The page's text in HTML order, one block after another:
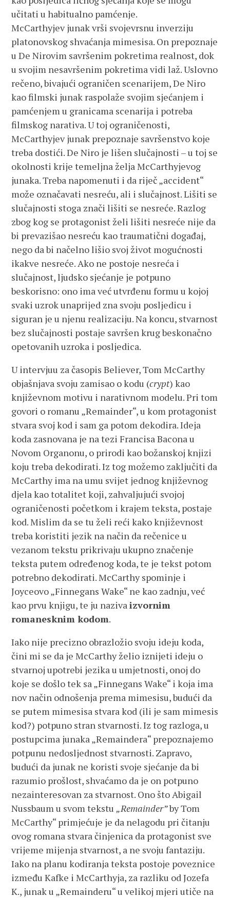
učitati u habitualno pamćenje.
McCarthyjev junak vrši svojevrsnu inverziju
platonovskog shvaćanja mimesisa. On prepoznaje
u De Nirovim savršenim pokretima realnost, dok
u svojim nesavršenim pokretima vidi laž. Uslovno
rečeno, bivajući ograničen scenarijem, De Niro
kao filmski junak raspolaže svojim sjećanjem i
pamćenjem u granicama scenarija i potreba
filmskog narativa. U toj ograničenosti,
McCarthyjev junak prepoznaje savršenstvo koje
treba dostići. De Niro je lišen slučajnosti – u toj se
okolnosti krije temeljna želja McCarthyjevog
junaka. Treba napomenuti i da riječ „accident“
može označavati nesreću, ali i slučajnost. Lišiti se
slučajnosti stoga znači lišiti se nesreće. Razlog
zbog kog se protagonist želi lišiti nesreće nije da
bi prevazišao nesreću kao traumatični događaj,
nego da bi načelno lišio svoj život mogućnosti
ikakve nesreće. Ako ne postoje nesreća i
slučajnost, ljudsko sjećanje je potpuno
beskorisno: ono ima već utvrđenu formu u kojoj
svaki uzrok unaprijed zna svoju posljedicu i
siguran je u njenu realizaciju. Na koncu, stvarnost
bez slučajnosti postaje savršen krug beskonačno
opetovanih uzroka i posljedica.
U intervjuu za časopis Believer, Tom McCarthy
objašnjava svoju zamisao o kodu (crypt) kao
književnom motivu i narativnom modelu. Pri tom
govori o romanu „Remainder“, u kom protagonist
stvara svoj kod i sam ga potom dekodira. Ideja
koda zasnovana je na tezi Francisa Bacona u
Novom Organonu, o prirodi kao božanskoj knjizi
koju treba dekodirati. Iz tog možemo zaključiti da
McCarthy ima na umu svijet jednog književnog
djela kao totalitet koji, zahvaljujući svojoj
ograničenosti početkom i krajem teksta, postaje
kod. Mislim da se tu želi reći kako književnost
treba koristiti jezik na način da rečenice u
vezanom tekstu prikrivaju ukupno značenje
teksta putem određenog koda, te je tekst potom
potrebno dekodirati. McCarthy spominje i
Joyceovo „Finnegans Wake“ ne kao zadnju, već
kao prvu knjigu, te ju nazivaizvornim
romanesknim kodom.
Iako nije precizno obrazložio svoju ideju koda,
čini mi se da je McCarthy želio iznijeti ideju o
stvarnoj upotrebi jezika u umjetnosti, onoj do
koje se došlo tek sa „Finnegans Wake“ i koja ima
nov način odnošenja prema mimesisu, budući da
se putem mimesisa stvara kod (ili je sam mimesis
kod?) potpuno stran stvarnosti. Iz tog razloga, u
postupcima junaka „Remaindera“ prepoznajemo
potpunu nedosljednost stvarnosti. Zapravo,
budući da junak ne koristi svoje sjećanje da bi
razumio prošlost, shvaćamo da je on potpuno
nezainteresovan za stvarnost. Ono što Abigail
Nussbaum u svom tekstu„Remainder”by Tom
McCarthy“ primjećuje je da nelagodu pri čitanju
ovog romana stvara činjenica da protagonist sve
vrijeme mijenja stvarnost, a ne svoju fantaziju.
Iako na planu kodiranja teksta postoje poveznice
između Kafke i McCarthyja, za razliku od Jozefa
K., junak u „Remainderu“ u velikoj mjeri utiče na